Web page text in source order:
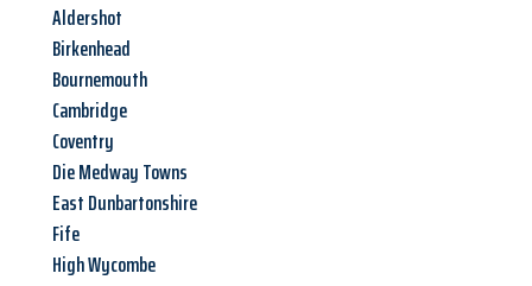
Aldershot
Birkenhead
Bournemouth
Cambridge
Coventry
Die Medway Towns
East Dunbartonshire
Fife
High Wycombe